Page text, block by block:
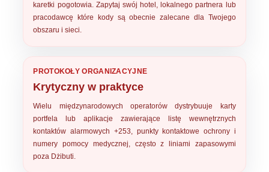
karetki pogotowia. Zapytaj swój hotel, lokalnego partnera lub
pracodawcę które kody są obecnie zalecane dla Twojego
obszaru i sieci.
PROTOKOŁY ORGANIZACYJNE
Krytyczny w praktyce
Wielu międzynarodowych operatorów dystrybuuje karty
portfela lub aplikacje zawierające listę wewnętrznych
kontaktów alarmowych +253, punkty kontaktowe ochrony i
numery pomocy medycznej, często z liniami zapasowymi
poza Dżibuti.